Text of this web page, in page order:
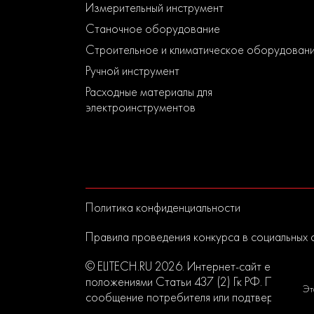
Измерительный инструмент
Станочное оборудование
Строительное и климатическое
Ручной инструмент
Расходные материалы для
электроинструментов
Политика конфиденциальности
Правила проведения конкурса в социальных
© ELITECH.RU 2026. Интернет-сайт
положениями Статьи 437 (2) Гк РФ.
сообщение потребителя или